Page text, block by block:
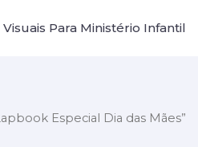
Para Ministério Infantil
Especial Dia das Mães”